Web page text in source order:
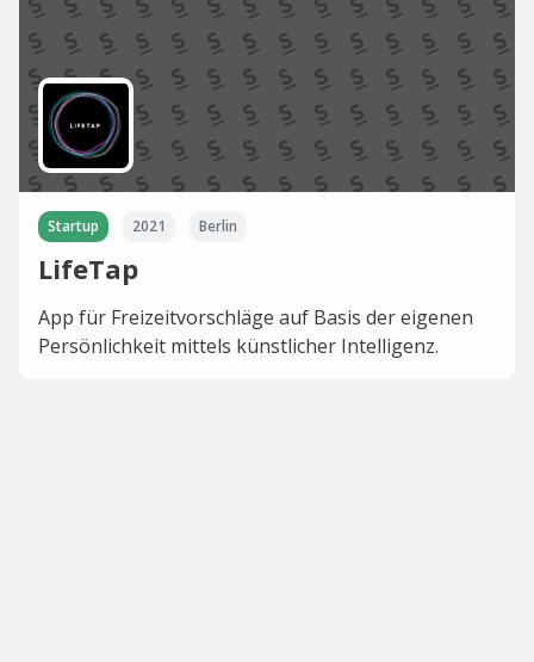
Startup 2021 Berlin
LifeTap
App für Freizeitvorschläge auf Basis der eigenen
Persönlichkeit mittels künstlicher Intelligenz.